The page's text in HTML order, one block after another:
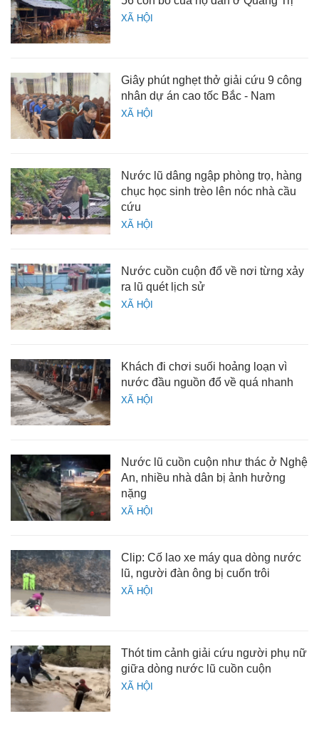
XÃ HỘI
XÃ HỘI
Giây phút nghẹt thở giải cứu 9 công
nhân dự án cao tốc Bắc - Nam
XÃ HỘI
Nước lũ dâng ngập phòng trọ, hàng
chục học sinh trèo lên nóc nhà cầu
cứu
XÃ HỘI
Nước cuồn cuộn đổ về nơi từng xảy
ra lũ quét lịch sử
XÃ HỘI
Khách đi chơi suối hoảng loạn vì
nước đầu nguồn đổ về quá nhanh
XÃ HỘI
Nước lũ cuồn cuộn như thác ở Nghệ
An, nhiều nhà dân bị ảnh hưởng
nặng
XÃ HỘI
Clip: Cố lao xe máy qua dòng nước
lũ, người đàn ông bị cuốn trôi
XÃ HỘI
Thót tim cảnh giải cứu người phụ nữ
giữa dòng nước lũ cuồn cuộn